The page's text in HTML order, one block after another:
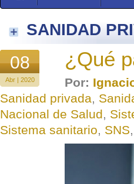
SANIDAD
08
Abr | 2020
¿Qué
Por:
Sanidad privada,
Nacional de Salud,
Sistema sanitario, SNS,